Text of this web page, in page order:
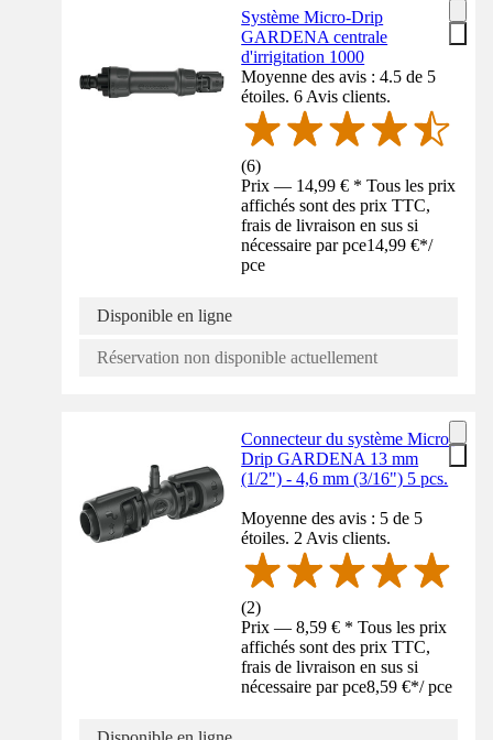
Système Micro-Drip
GARDENA centrale
d'irrigitation 1000
Moyenne des avis : 4.5 de 5
étoiles. 6 Avis clients.
(6)
Prix — 14,99 € * Tous les prix
affichés sont des prix TTC,
frais de livraison en sus si
nécessaire par pce14,99 €*/
pce
Disponible en ligne
Réservation non disponible actuellement
Connecteur du système Micro-
Drip GARDENA 13 mm
(1/2") - 4,6 mm (3/16") 5 pcs.
Moyenne des avis : 5 de 5
étoiles. 2 Avis clients.
(2)
Prix — 8,59 € * Tous les prix
affichés sont des prix TTC,
frais de livraison en sus si
nécessaire par pce8,59 €*/ pce